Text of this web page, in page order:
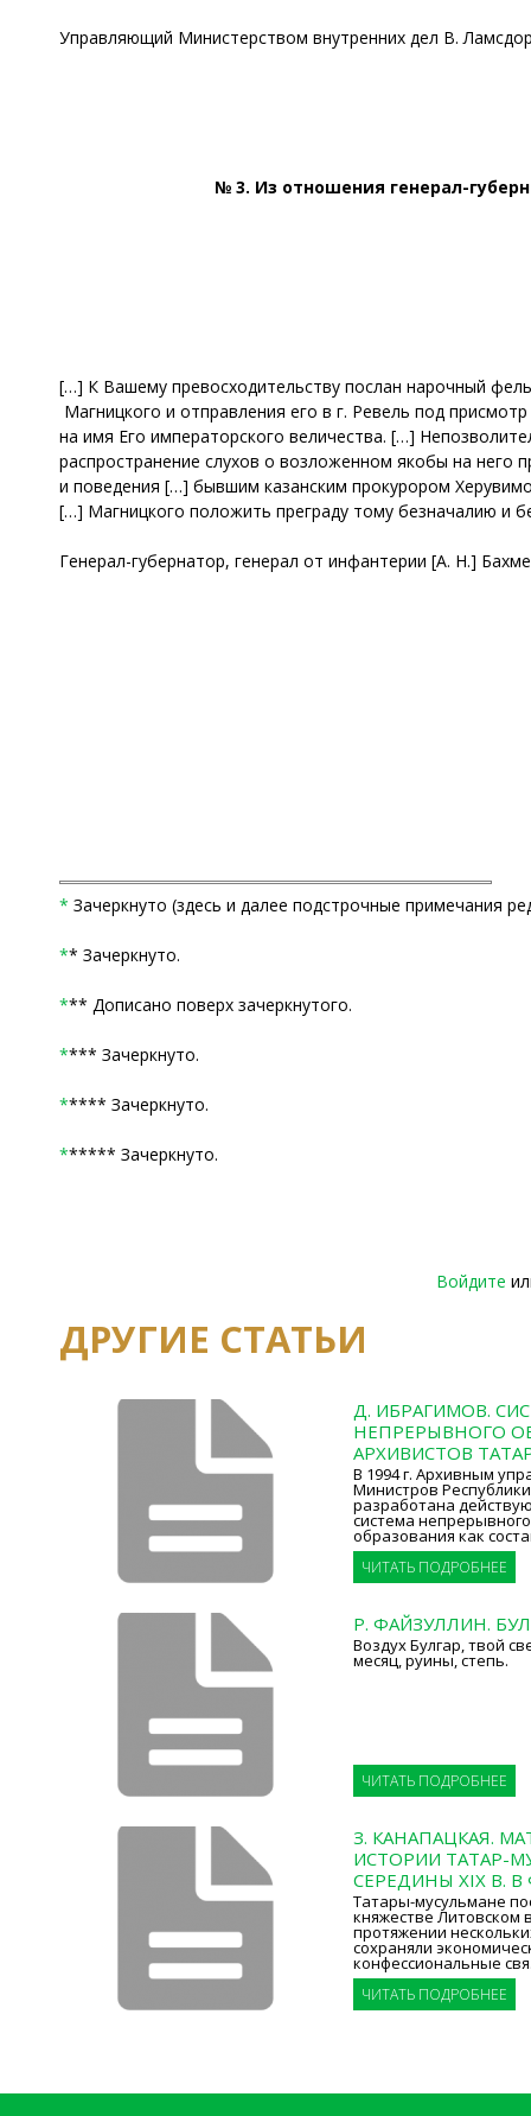
Управляющий Министерством внутренних дел В.
№ 3. Из отношения генерал-
[…] К Вашему превосходительству послан нарочный
Магницкого и отправления его в г. Ревель под
на имя Его императорского величества. […]
распространение слухов о возложенном якобы на него
и поведения […] бывшим казанским прокурором
[…] Магницкого положить преграду тому безначалию и
Генерал-губернатор, генерал от инфантерии [А. Н.]
* Зачеркнуто (здесь и далее подстрочные примечания
** Зачеркнуто.
*** Дописано поверх зачеркнутого.
**** Зачеркнуто.
***** Зачеркнуто.
****** Зачеркнуто.
Войдите
ДРУГИЕ СТАТЬИ
Д. ИБРАГИМОВ.
НЕПРЕРЫВНОГО
АРХИВИСТОВ
В 1994 г. Архивным
Министров
разработана
система
образования как
ЧИТАТЬ ПОДРОБНЕЕ
Р. ФАЙЗУЛЛИН.
Воздух Булгар, твой
месяц, руины, степь.
ЧИТАТЬ ПОДРОБНЕЕ
З. КАНАПАЦКАЯ.
ИСТОРИИ ТАТАР-
СЕРЕДИНЫ XIX В.
Татары-мусульмане
княжестве Литовском
протяжении
сохраняли
конфессиональные
ЧИТАТЬ ПОДРОБНЕЕ